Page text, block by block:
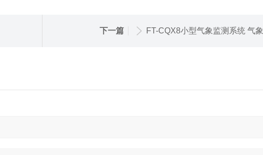
下一篇 FT-CQX8小型气象监测系统 气